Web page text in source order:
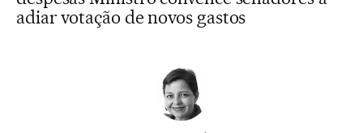
adiar votação de novos gastos